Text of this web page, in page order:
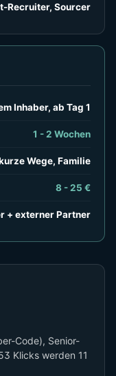
Recruiter, Sourcer
Inhaber, ab Tag 1
1 - 2 Wochen
Wege, Familie
8 - 25 €
+ externer Partner
Code), Senior-
Klicks werden 11